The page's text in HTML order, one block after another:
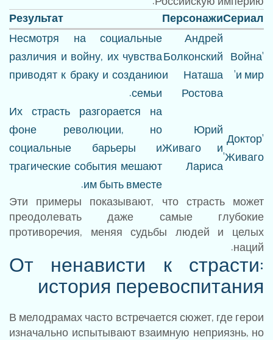
Сериал
Персонажи
Результат
'Война
и мир'
Андрей
Болконский
и Наташа
Ростова
Несмотря на социальные
различия и войну, их чувства
приводят к браку и созданию
семьи.
'Доктор
Живаго'
Юрий
Живаго и
Лариса
Их страсть разгорается на
фоне революции, но
социальные барьеры и
трагические события мешают
им быть вместе.
Эти примеры показывают, что страсть может
преодолевать даже самые глубокие
противоречия, меняя судьбы людей и целых
наций.
От ненависти к страсти:
история перевоспитания
В мелодрамах часто встречается сюжет, где герои
изначально испытывают взаимную неприязнь, но